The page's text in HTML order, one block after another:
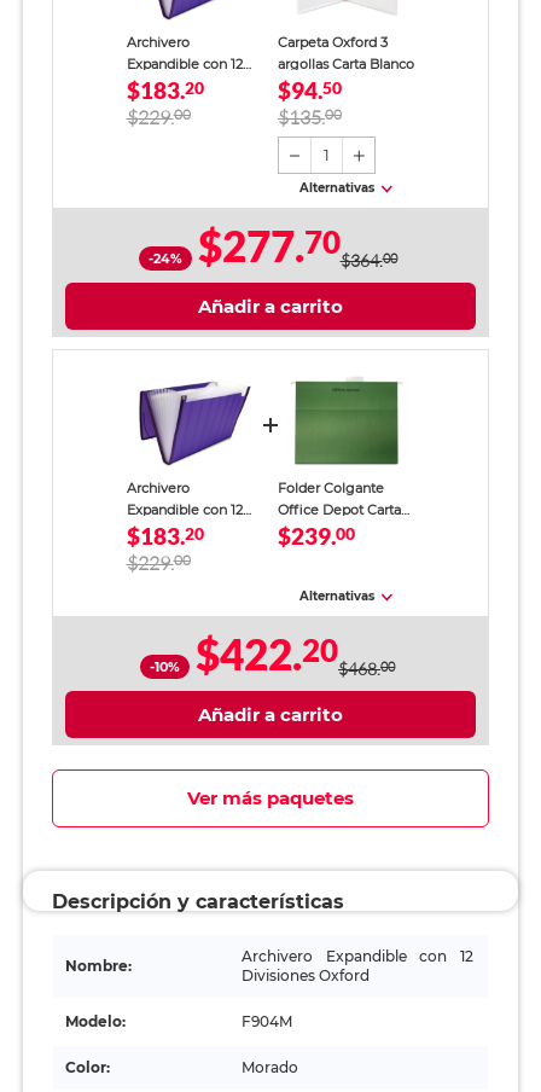
Archivero
Expandible con 12
Divisiones Oxford
Tamaño Carta
Morado
$183.20
$229.00
Carpeta Oxford 3
argollas Carta Blanco
$94.50
$135.00
1
Alternativas
-24% $277.70$364.00
Añadir a carrito
Archivero
Expandible con 12
Divisiones Oxford
Tamaño Carta
Morado
$183.20
$229.00
Folder Colgante
Office Depot Carta
Verde 25 piezas
$239.00
Alternativas
-10% $422.20$468.00
Añadir a carrito
Ver más paquetes
Descripción y características
Nombre:
Archivero Expandible con 12
Divisiones Oxford
Modelo: F904M
Color: Morado